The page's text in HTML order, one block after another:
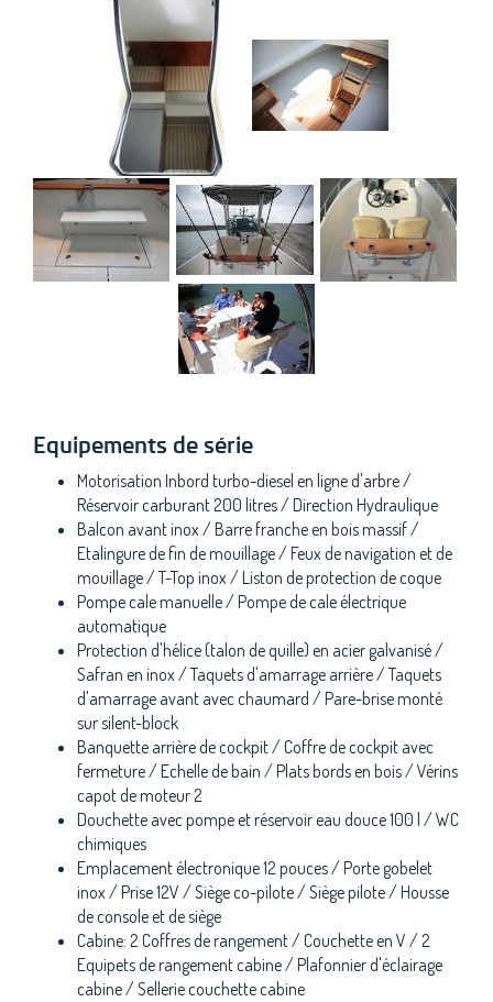
Equipements de série
Motorisation Inbord turbo-diesel en ligne d'arbre /
Réservoir carburant 200 litres / Direction Hydraulique
Balcon avant inox / Barre franche en bois massif /
Etalingure de fin de mouillage / Feux de navigation et de
mouillage / T-Top inox / Liston de protection de coque
Pompe cale manuelle / Pompe de cale électrique
automatique
Protection d'hélice (talon de quille) en acier galvanisé /
Safran en inox / Taquets d'amarrage arrière / Taquets
d'amarrage avant avec chaumard / Pare-brise monté
sur silent-block
Banquette arrière de cockpit / Coffre de cockpit avec
fermeture / Echelle de bain / Plats bords en bois / Vérins
capot de moteur 2
Douchette avec pompe et réservoir eau douce 100 l / WC
chimiques
Emplacement électronique 12 pouces / Porte gobelet
inox / Prise 12V / Siège co-pilote / Siège pilote / Housse
de console et de siège
Cabine: 2 Coffres de rangement / Couchette en V / 2
Equipets de rangement cabine / Plafonnier d'éclairage
cabine / Sellerie couchette cabine